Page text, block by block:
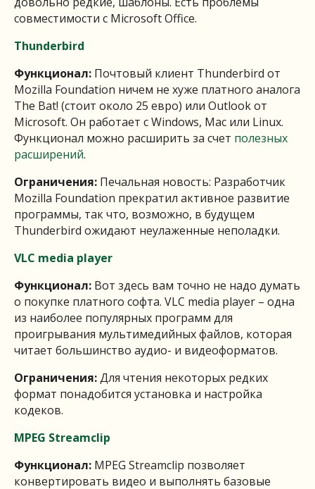
совместимости с Microsoft Office.
Thunderbird
Функционал: Почтовый клиент Thunderbird от
Mozilla Foundation ничем не хуже платного аналога
The Bat! (стоит около 25 евро) или Outlook от
Microsoft. Он работает с Windows, Mac или Linux.
Функционал можно расширить за счет полезных
расширений.
Ограничения: Печальная новость: Разработчик
Mozilla Foundation прекратил активное развитие
программы, так что, возможно, в будущем
Thunderbird ожидают неулаженные неполадки.
VLC media player
Функционал: Вот здесь вам точно не надо думать
о покупке платного софта. VLC media player – одна
из наиболее популярных программ для
проигрывания мультимедийных файлов, которая
читает большинство аудио- и видеоформатов.
Ограничения:Для чтения некоторых редких
формат понадобится установка и настройка
кодеков.
MPEG Streamclip
Функционал: MPEG Streamclip позволяет
конвертировать видео и выполнять базовые